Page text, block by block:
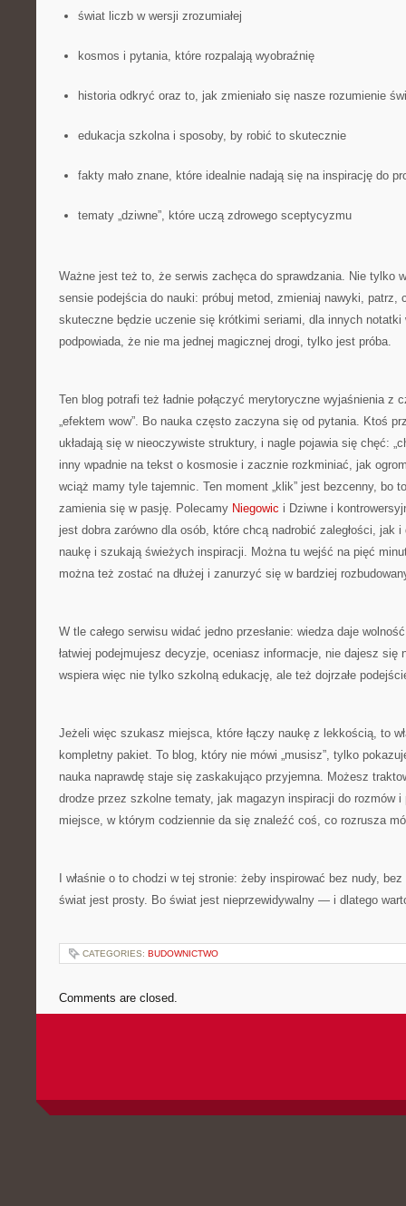
świat liczb w wersji zrozumiałej
kosmos i pytania, które rozpalają wyobraźnię
historia odkryć oraz to, jak zmieniało się nasze rozumienie
edukacja szkolna i sposoby, by robić to skutecznie
fakty mało znane, które idealnie nadają się na inspirację do
tematy „dziwne”, które uczą zdrowego sceptycyzmu
Ważne jest też to, że serwis zachęca do sprawdzania. Nie tylko
sensie podejścia do nauki: próbuj metod, zmieniaj nawyki, patrz,
skuteczne będzie uczenie się krótkimi seriami, dla innych notatki
podpowiada, że nie ma jednej magicznej drogi, tylko jest próba.
Ten blog potrafi też ładnie połączyć merytoryczne wyjaśnienia z
„efektem wow”. Bo nauka często zaczyna się od pytania. Ktoś
układają się w nieoczywiste struktury, i nagle pojawia się chęć:
inny wpadnie na tekst o kosmosie i zacznie rozkminiać, jak
wciąż mamy tyle tajemnic. Ten moment „klik” jest bezcenny, bo
zamienia się w pasję. Polecamy Niegowic i Dziwne i
jest dobra zarówno dla osób, które chcą nadrobić zaległości, jak
naukę i szukają świeżych inspiracji. Można tu wejść na pięć
można też zostać na dłużej i zanurzyć się w bardziej
W tle całego serwisu widać jedno przesłanie: wiedza daje
łatwiej podejmujesz decyzje, oceniasz informacje, nie dajesz się
wspiera więc nie tylko szkolną edukację, ale też dojrzałe
Jeżeli więc szukasz miejsca, które łączy naukę z lekkością, to
kompletny pakiet. To blog, który nie mówi „musisz”, tylko
nauka naprawdę staje się zaskakująco przyjemna. Możesz
drodze przez szkolne tematy, jak magazyn inspiracji do rozmów i
miejsce, w którym codziennie da się znaleźć coś, co rozrusza
I właśnie o to chodzi w tej stronie: żeby inspirować bez nudy,
świat jest prosty. Bo świat jest nieprzewidywalny — i dlatego
CATEGORIES: BUDOWNICTWO
Comments are closed.